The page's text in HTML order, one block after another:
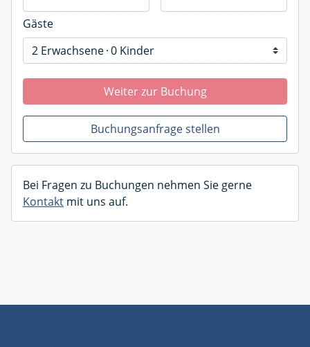
Gäste
2 Erwachsene 0 Kinder
Weiter zur Buchung
Buchungsanfrage stellen
Bei Fragen zu Buchungen nehmen Sie gerne
Kontakt mit uns auf.